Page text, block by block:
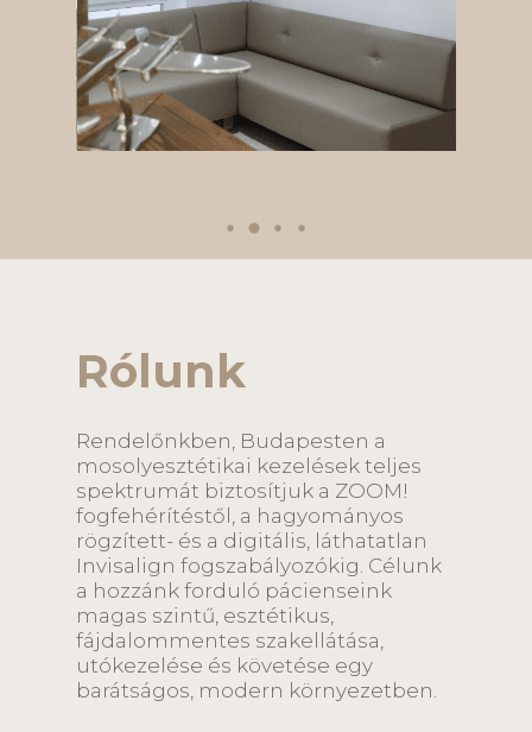
Rólunk
Rendelőnkben, Budapesten a
mosolyesztétikai kezelések teljes
spektrumát biztosítjuk a ZOOM!
fogfehérítéstől, a hagyományos
rögzített- és a digitális, láthatatlan
Invisalign fogszabályozókig. Célunk
a hozzánk forduló pácienseink
magas szintű, esztétikus,
fájdalommentes szakellátása,
utókezelése és követése egy
barátságos, modern környezetben.